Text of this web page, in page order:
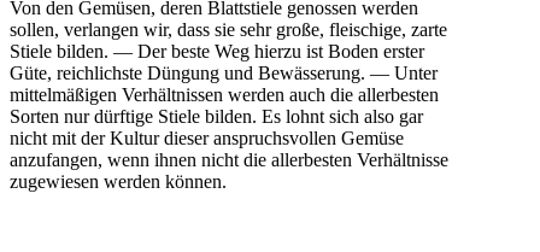
Von den Gemüsen, deren Blattstiele genossen werden
sollen, verlangen wir, dass sie sehr große, fleischige, zarte
Stiele bilden. — Der beste Weg hierzu ist Boden erster
Güte, reichlichste Düngung und Bewässerung. — Unter
mittelmäßigen Verhältnissen werden auch die allerbesten
Sorten nur dürftige Stiele bilden. Es lohnt sich also gar
nicht mit der Kultur dieser anspruchsvollen Gemüse
anzufangen, wenn ihnen nicht die allerbesten Verhältnisse
zugewiesen werden können.